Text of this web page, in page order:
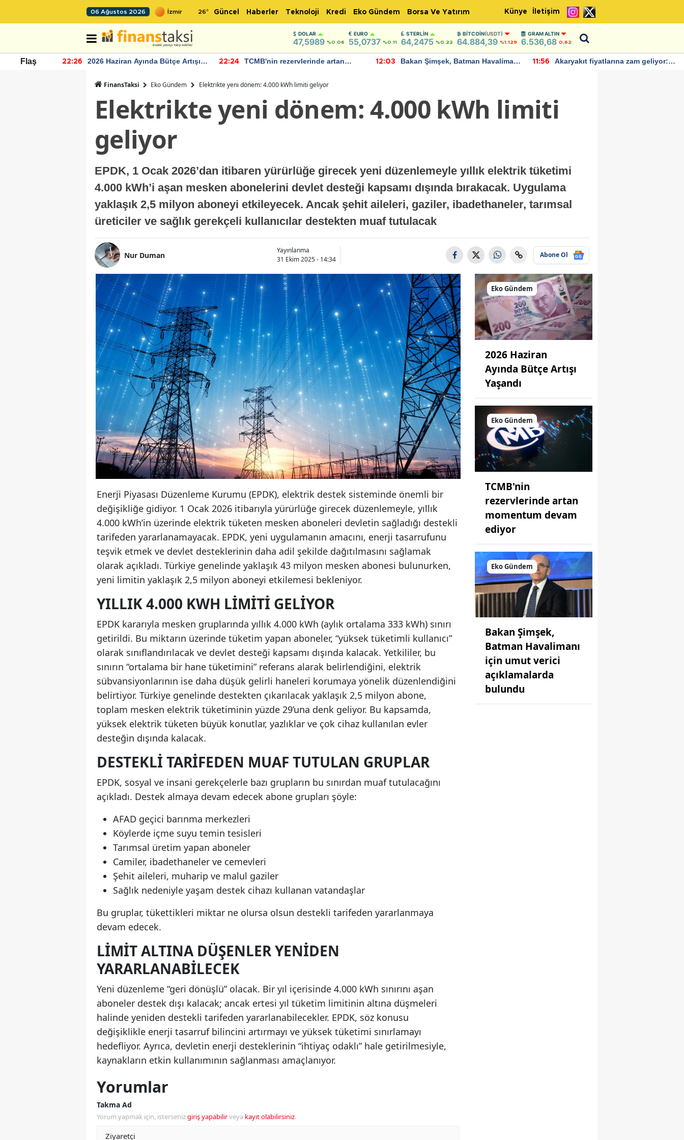
06 Ağustos 2026 26° Güncel Haberler Teknoloji Kredi Eko Gündem Borsa Ve Yatırım Künye İletişim
DOLAR
47,5989 %0.06
EURO
55,0737 %0.11
STERLIN
64,2475 %0.22
BITCOIN(USDT)
64.884,39 %1.129
GRAM ALTIN
6.536,68 0,62
Flaş 22:26
2026 Haziran Ayında Bütçe Artışı
22:24
TCMB'nin rezervlerinde artan
12:03
Bakan Şimşek, Batman Havalimanı
11:56
Akaryakıt fiyatlarına zam geliyor:
FinansTaksi Eko Gündem Elektrikte yeni dönem: 4.000 kWh limiti geliyor
Elektrikte yeni dönem: 4.000 kWh limiti
geliyor
EPDK, 1 Ocak 2026’dan itibaren yürürlüğe girecek yeni düzenlemeyle yıllık elektrik tüketimi
4.000 kWh’i aşan mesken abonelerini devlet desteği kapsamı dışında bırakacak. Uygulama
yaklaşık 2,5 milyon aboneyi etkileyecek. Ancak şehit aileleri, gaziler, ibadethaneler, tarımsal
üreticiler ve sağlık gerekçeli kullanıcılar destekten muaf tutulacak
Nur Duman
Yayınlanma
31 Ekim 2025 - 14:34
Abone Ol
Enerji Piyasası Düzenleme Kurumu (EPDK), elektrik destek sisteminde önemli bir
değişikliğe gidiyor. 1 Ocak 2026 itibarıyla yürürlüğe girecek düzenlemeyle, yıllık
4.000 kWh’in üzerinde elektrik tüketen mesken aboneleri devletin sağladığı destekli
tarifeden yararlanamayacak. EPDK, yeni uygulamanın amacını, enerji tasarrufunu
teşvik etmek ve devlet desteklerinin daha adil şekilde dağıtılmasını sağlamak
olarak açıkladı. Türkiye genelinde yaklaşık 43 milyon mesken abonesi bulunurken,
yeni limitin yaklaşık 2,5 milyon aboneyi etkilemesi bekleniyor.
YILLIK 4.000 KWH LIMITI GELIYOR
EPDK kararıyla mesken gruplarında yıllık 4.000 kWh (aylık ortalama 333 kWh) sınırı
getirildi. Bu miktarın üzerinde tüketim yapan aboneler, “yüksek tüketimli kullanıcı”
olarak sınıflandırılacak ve devlet desteği kapsamı dışında kalacak. Yetkililer, bu
sınırın “ortalama bir hane tüketimini” referans alarak belirlendiğini, elektrik
sübvansiyonlarının ise daha düşük gelirli haneleri korumaya yönelik düzenlendiğini
belirtiyor. Türkiye genelinde destekten çıkarılacak yaklaşık 2,5 milyon abone,
toplam mesken elektrik tüketiminin yüzde 29’una denk geliyor. Bu kapsamda,
yüksek elektrik tüketen büyük konutlar, yazlıklar ve çok cihaz kullanılan evler
desteğin dışında kalacak.
DESTEKLI TARIFEDEN MUAF TUTULAN GRUPLAR
EPDK, sosyal ve insani gerekçelerle bazı grupların bu sınırdan muaf tutulacağını
açıkladı. Destek almaya devam edecek abone grupları şöyle:
AFAD geçici barınma merkezleri
Köylerde içme suyu temin tesisleri
Tarımsal üretim yapan aboneler
Camiler, ibadethaneler ve cemevleri
Şehit aileleri, muharip ve malul gaziler
Sağlık nedeniyle yaşam destek cihazı kullanan vatandaşlar
Bu gruplar, tükettikleri miktar ne olursa olsun destekli tarifeden yararlanmaya
devam edecek.
LIMIT ALTINA DÜŞENLER YENIDEN
YARARLANABILECEK
Yeni düzenleme “geri dönüşlü” olacak. Bir yıl içerisinde 4.000 kWh sınırını aşan
aboneler destek dışı kalacak; ancak ertesi yıl tüketim limitinin altına düşmeleri
halinde yeniden destekli tarifeden yararlanabilecekler. EPDK, söz konusu
değişiklikle enerji tasarruf bilincini artırmayı ve yüksek tüketimi sınırlamayı
hedefliyor. Ayrıca, devletin enerji desteklerinin “ihtiyaç odaklı” hale getirilmesiyle,
kaynakların etkin kullanımının sağlanması amaçlanıyor.
Yorumlar
Takma Ad
Yorum yapmak için, istersenizgiriş yapabilirveya kayıt olabilirsiniz.
Eko Gündem
2026 Haziran
Ayında Bütçe Artışı
Yaşandı
Eko Gündem
TCMB'nin
rezervlerinde artan
momentum devam
ediyor
Eko Gündem
Bakan Şimşek,
Batman Havalimanı
için umut verici
açıklamalarda
bulundu